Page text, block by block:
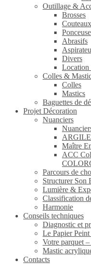
Outillage &
Brosses
Couteaux
Abrasifs
Divers
Location
Colles &
Colles
Mastics
Baguettes de
Projet Décoration
Nuanciers
Maître
ACC
Parcours de
Structurer Son
Lumière &
Classification
Harmonie
Conseils techniques
Diagnostic et
Le Papier
Votre parquet
Mastic
Contacts